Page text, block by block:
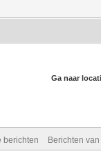
Ga naar
berichten Berichten